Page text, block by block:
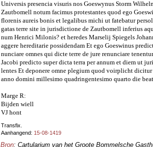
Universis presencia visuris nos Goeswynus Storm
Zautbomell notum facimus protestantes quod ego
florenis aureis bonis et legalibus michi ut fatebatur
gatas terre site in jurisdictione de Zautbomell inferius
num Henrici Milonis? et heredes Marselij Spiegels
aggere hereditarie possidendam Et ego Goeswinus
nunciare omnes qui dicte terre de jure renunciare
Jacobi predicto super dicta terra per annum et diem ut
lentes Et deponere omne plegium quod voirplicht
anno domini millesimo quadringentesimo quarto die
Marge R:
Bijden wiell
VJ hont
Transfix.
Aanhangend: 15-08-1419
Bron: Cartularium van het Groote Bommelsche